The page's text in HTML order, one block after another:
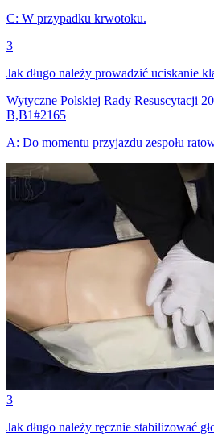
C: W przypadku krwotoku.
3
Jak długo należy prowadzić uciskanie
Wytyczne Polskiej Rady Resuscytacji
B,B1#2165
A: Do momentu przyjazdu zespołu
3
Jak długo należy ręcznie stabilizować